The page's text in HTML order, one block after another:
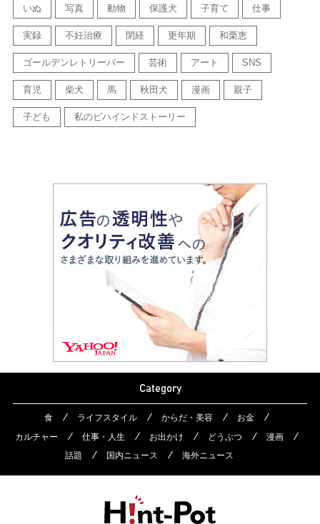
いぬ 写真 動物 保護犬 子育て 仕事
実録 不妊治療 閉経 更年期 和栗恵
ゴールデンレトリーバー 芸術 アート SNS
育児 柴犬 馬 秋田犬 漫画 親子
子ども 私のビハインドストーリー
Category
食 ライフスタイル からだ・美容
お金
カルチャー
仕事・人生 お出かけ どうぶつ
漫画
話題
国内ニュース 海外ニュース